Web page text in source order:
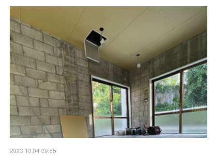
2023.10.04 09:55